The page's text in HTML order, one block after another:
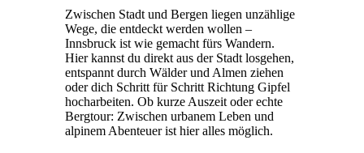
Zwischen Stadt und Bergen liegen unzählige
Wege, die entdeckt werden wollen –
Innsbruck ist wie gemacht fürs Wandern.
Hier kannst du direkt aus der Stadt losgehen,
entspannt durch Wälder und Almen ziehen
oder dich Schritt für Schritt Richtung Gipfel
hocharbeiten. Ob kurze Auszeit oder echte
Bergtour: Zwischen urbanem Leben und
alpinem Abenteuer ist hier alles möglich.